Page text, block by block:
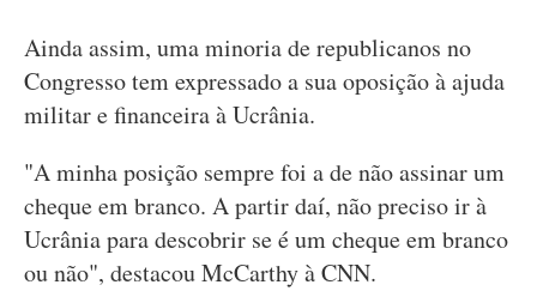
Ainda assim, uma minoria de republicanos no
Congresso tem expressado a sua oposição à ajuda
militar e financeira à Ucrânia.
"A minha posição sempre foi a de não assinar um
cheque em branco. A partir daí, não preciso ir à
Ucrânia para descobrir se é um cheque em branco
ou não", destacou McCarthy à CNN.